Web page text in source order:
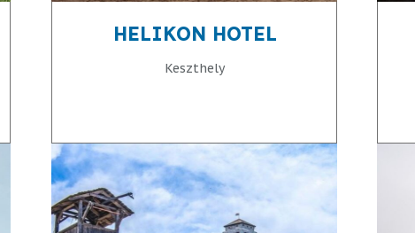
HELIKON HOTEL
Keszthely